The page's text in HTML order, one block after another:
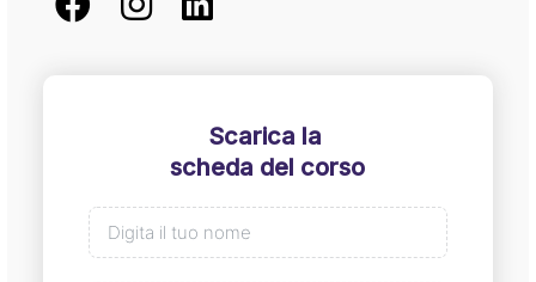
Scarica la
scheda del corso